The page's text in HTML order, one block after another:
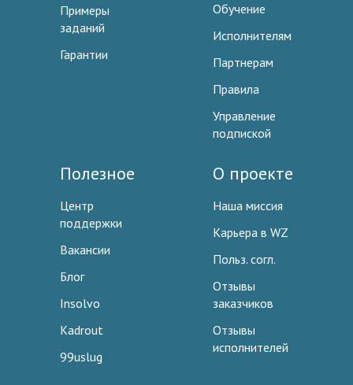
Примеры
заданий
Гарантии
Обучение
Исполнителям
Партнерам
Правила
Управление
подпиской
Полезное
Центр
поддержки
Вакансии
Блог
Insolvo
Kadrout
99uslug
О проекте
Наша миссия
Карьера в WZ
Польз. согл.
Отзывы
заказчиков
Отзывы
исполнителей